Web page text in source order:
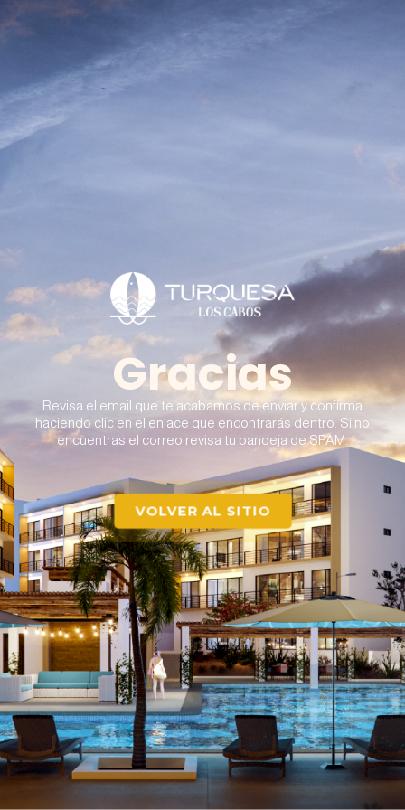
Gracias
Revisa el email que te acabamos de enviar y confirma
haciendo clic en el enlace que encontrarás dentro. Si no
encuentras el correo revisa tu bandeja de SPAM.
VOLVER AL SITIO